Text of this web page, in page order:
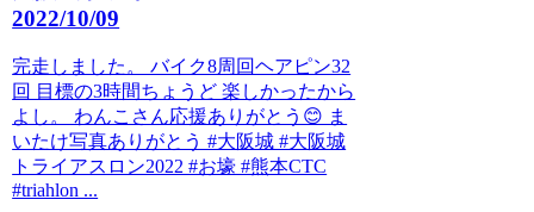
2022/10/09
完走しました。 バイク8周回ヘアピン32
回 目標の3時間ちょうど 楽しかったから
よし。 わんこさん応援ありがとう😊 ま
いたけ写真ありがとう #大阪城 #大阪城
トライアスロン2022 #お壕 #熊本CTC
#triahlon ...